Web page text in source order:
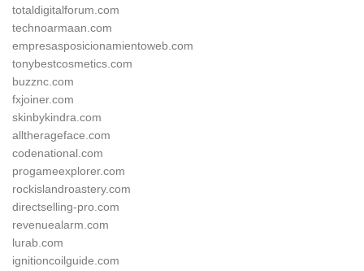
totaldigitalforum.com
technoarmaan.com
empresasposicionamientoweb.com
tonybestcosmetics.com
buzznc.com
fxjoiner.com
skinbykindra.com
alltherageface.com
codenational.com
progameexplorer.com
rockislandroastery.com
directselling-pro.com
revenuealarm.com
lurab.com
ignitioncoilguide.com